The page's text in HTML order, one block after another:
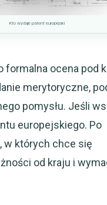
Kto wydaje patent europejski
formalna ocena pod
merytoryczne,
pomysłu. Jeśli
europejskiego. Po
w których chce się
od kraju i